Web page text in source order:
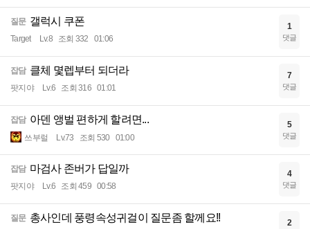
질문 갤럭시 쿠폰
Target Lv.8 조회 332 01:06
1
댓글
잡담 클체 몇렙부터 되더라
팟지야 Lv.6 조회 316 01:01
7
댓글
잡담 아덴 앵벌 편하게 할려면...
쓰부럴 Lv.73 조회 530 01:00
5
댓글
잡담 마검사 존버가 답일까
팟지야 Lv.6 조회 459 00:58
4
댓글
질문 총사인데 풍령속성귀걸이 질문좀 할께요!! 2